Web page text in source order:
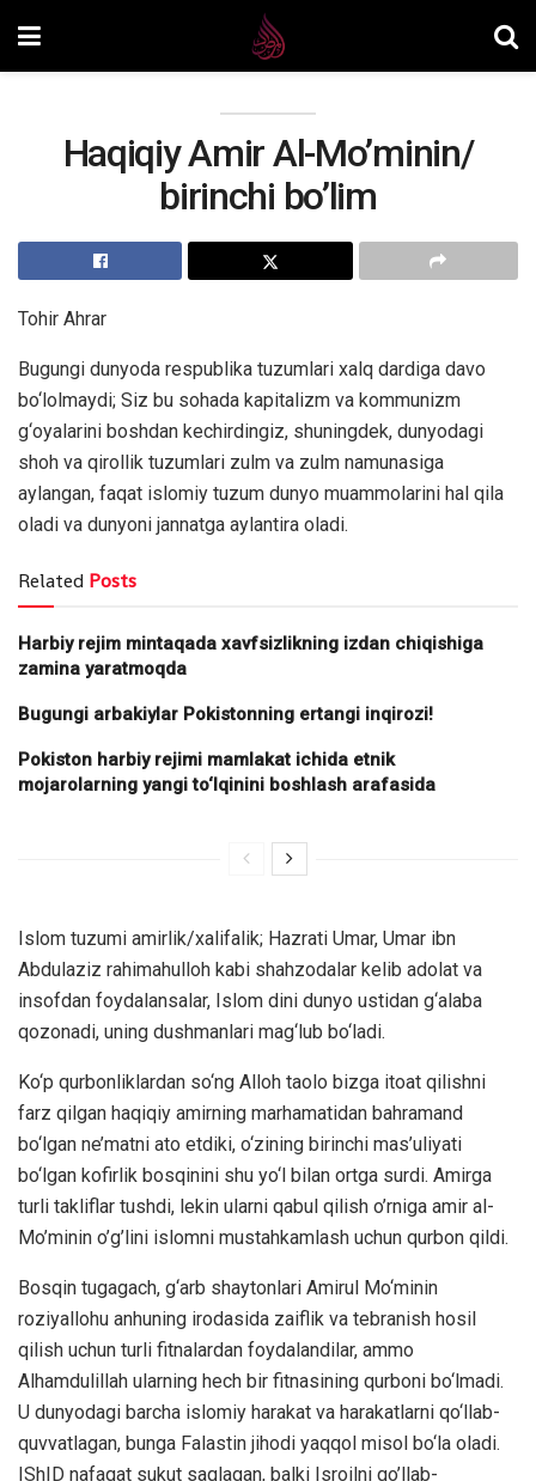
Haqiqiy Amir Al-Mo’minin/
birinchi bo’lim
Tohir Ahrar
Bugungi dunyoda respublika tuzumlari xalq dardiga davo
bo‘lolmaydi; Siz bu sohada kapitalizm va kommunizm
g‘oyalarini boshdan kechirdingiz, shuningdek, dunyodagi
shoh va qirollik tuzumlari zulm va zulm namunasiga
aylangan, faqat islomiy tuzum dunyo muammolarini hal qila
oladi va dunyoni jannatga aylantira oladi.
Related Posts
Harbiy rejim mintaqada xavfsizlikning izdan chiqishiga
zamina yaratmoqda
Bugungi arbakiylar Pokistonning ertangi inqirozi!
Pokiston harbiy rejimi mamlakat ichida etnik
mojarolarning yangi to‘lqinini boshlash arafasida
Islom tuzumi amirlik/xalifalik; Hazrati Umar, Umar ibn
Abdulaziz rahimahulloh kabi shahzodalar kelib adolat va
insofdan foydalansalar, Islom dini dunyo ustidan g‘alaba
qozonadi, uning dushmanlari mag‘lub bo‘ladi.
Ko‘p qurbonliklardan so‘ng Alloh taolo bizga itoat qilishni
farz qilgan haqiqiy amirning marhamatidan bahramand
bo‘lgan ne’matni ato etdiki, o‘zining birinchi mas’uliyati
bo‘lgan kofirlik bosqinini shu yo‘l bilan ortga surdi. Amirga
turli takliflar tushdi, lekin ularni qabul qilish o’rniga amir al-
Mo’minin o’g’lini islomni mustahkamlash uchun qurbon qildi.
Bosqin tugagach, g‘arb shaytonlari Amirul Mo‘minin
roziyallohu anhuning irodasida zaiflik va tebranish hosil
qilish uchun turli fitnalardan foydalandilar, ammo
Alhamdulillah ularning hech bir fitnasining qurboni bo‘lmadi.
U dunyodagi barcha islomiy harakat va harakatlarni qo‘llab-
quvvatlagan, bunga Falastin jihodi yaqqol misol bo‘la oladi.
IShID nafaqat sukut saqlagan, balki Isroilni qo’llab-